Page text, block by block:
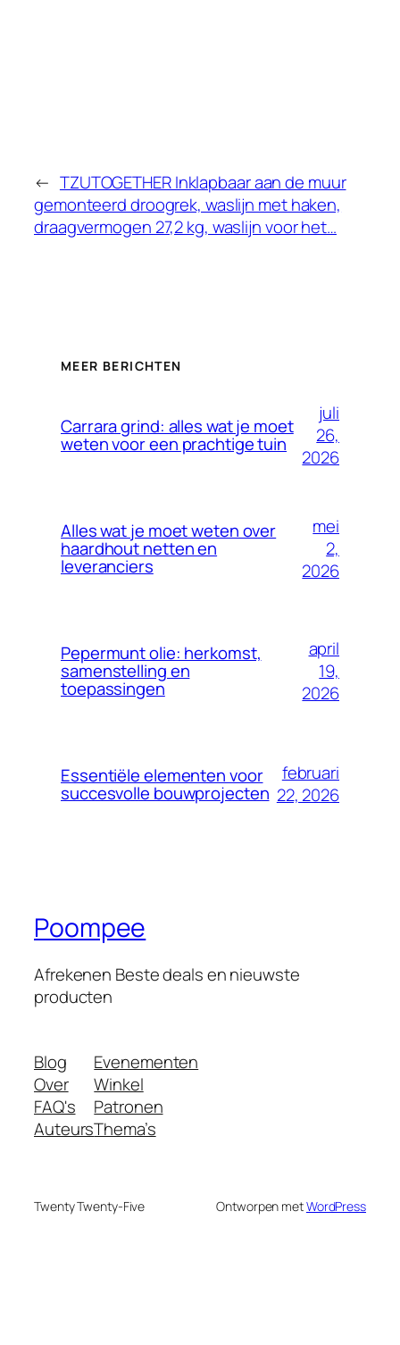
← TZUTOGETHER Inklapbaar aan de muur
gemonteerd droogrek, waslijn met haken,
draagvermogen 27,2 kg, waslijn voor het…
MEER BERICHTEN
Carrara grind: alles wat je moet
weten voor een prachtige tuin
juli
26,
2026
Alles wat je moet weten over
haardhout netten en
leveranciers
mei
2,
2026
Pepermunt olie: herkomst,
samenstelling en
toepassingen
april
19,
2026
Essentiële elementen voor
succesvolle bouwprojecten
februari
22, 2026
Poompee
Afrekenen Beste deals en nieuwste
producten
Blog
Over
FAQ's
Auteurs
Evenementen
Winkel
Patronen
Thema’s
Twenty Twenty-Five Ontworpen metWordPress